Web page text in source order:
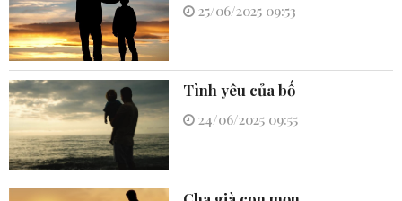
25/06/2025 09:53
Tình yêu của bố
24/06/2025 09:55